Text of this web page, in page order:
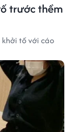
trước thềm
tố với cáo